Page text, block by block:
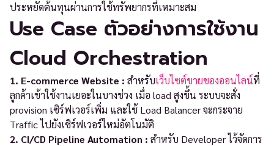
ประหยัดต้นทุนผ่านการใช้ทรัพยากรที่เหมาะสม
Use Case ตัวอย่างการใช้งาน
Cloud Orchestration
1. E-commerce Website : สำหรับเว็บไซต์ขายของออนไลน์ที่
ลูกค้าเข้าใช้งานเยอะในบางช่วง เมื่อ load สูงขึ้น ระบบจะสั่ง
provision เซิร์ฟเวอร์เพิ่ม และใช้ Load Balancer จะกระจาย
Traffic ไปยังเซิร์ฟเวอร์ใหม่อัตโนมัติ
2. CI/CD Pipeline Automation : สำหรับ Developer ไว้จัดการ